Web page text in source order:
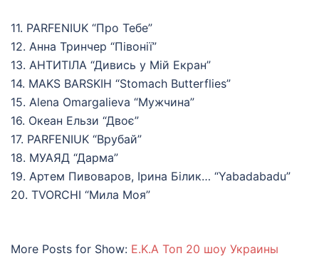
11. PARFENIUK “Про Тебе”
12. Анна Тринчер “Півонії”
13. АНТИТІЛА “Дивись у Мій Екран”
14. MAKS BARSKIH “Stomach Butterflies”
15. Alena Omargalieva “Мужчина”
16. Океан Ельзи “Двоє”
17. PARFENIUK “Врубай”
18. МУАЯД “Дарма”
19. Артем Пивоваров, Ірина Білик… “Yabadabadu”
20. TVORCHI “Мила Моя”
More Posts for Show: E.K.A Топ 20 шоу Украины